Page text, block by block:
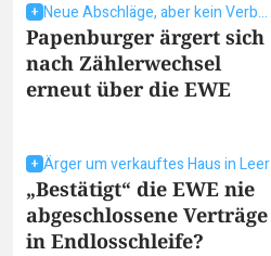
Neue Abschläge, aber kein Verbrauch
Papenburger ärgert sich
nach Zählerwechsel
erneut über die EWE
Ärger um verkauftes Haus in Leer
„Bestätigt“ die EWE nie
abgeschlossene Verträge
in Endlosschleife?